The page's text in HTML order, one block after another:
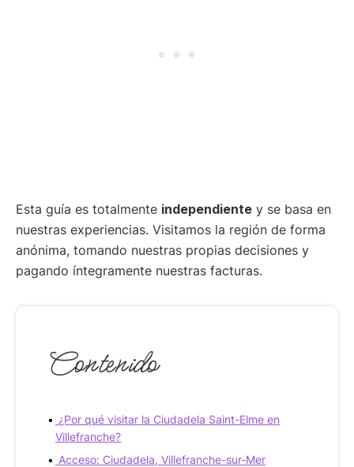
Esta guía es totalmente independiente y se basa en
nuestras experiencias. Visitamos la región de forma
anónima, tomando nuestras propias decisiones y
pagando íntegramente nuestras facturas.
Contenido
¿Por qué visitar la Ciudadela Saint-Elme en
Villefranche?
Acceso: Ciudadela, Villefranche-sur-Mer